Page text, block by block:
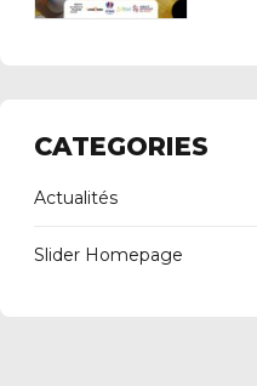
CATEGORIES
Actualités
Slider Homepage